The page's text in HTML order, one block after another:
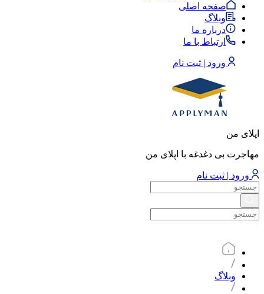
صفحه اصلی
وبلاگ
درباره ما
ارتباط با ما
ورود | ثبت نام
اپلای من
مهاجرت بی دغدغه با اپلای من
ورود | ثبت نام
وبلاگ